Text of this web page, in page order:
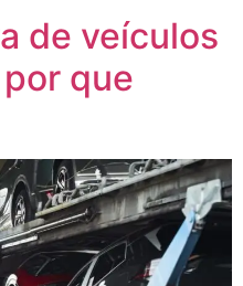
de veículos
que